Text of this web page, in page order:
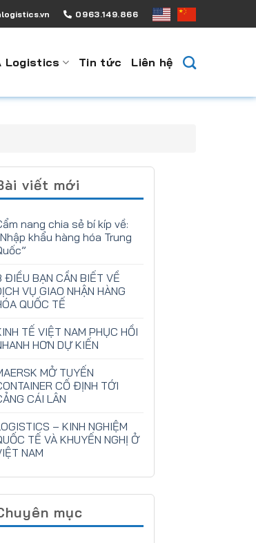
0963.149.866
Logistics Tin tức Liên hệ
viết mới
nang chia sẻ bí kíp về:
khẩu hàng hóa Trung
ĐIỀU BẠN CẦN BIẾT VỀ
VỤ GIAO NHẬN HÀNG
QUỐC TẾ
TẾ VIỆT NAM PHỤC HỒI
HƠN DỰ KIẾN
MỞ TUYẾN
CỐ ĐỊNH TỚI
CÁI LÂN
– KINH NGHIỆM
TẾ VÀ KHUYẾN NGHỊ Ở
NAM
mục